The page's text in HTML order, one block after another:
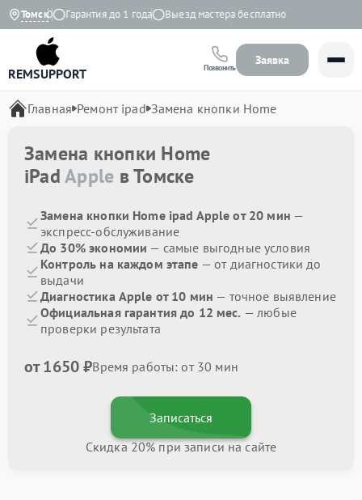
Томск
20:30 Гарантия до 1 года Выезд мастера бесплатно
REMSUPPORT Позвонить
Заявка
Главная Ремонт ipad Замена кнопки Home
Замена кнопки Home
iPadApple в Томске
Замена кнопки Home ipad Apple от 20 мин —
экспресс-обслуживание
До 30% экономии — самые выгодные условия
Контроль на каждом этапе — от диагностики до
выдачи
Диагностика Apple от 10 мин — точное выявление
Официальная гарантия до 12 мес. — любые
проверки результата
от 1650 ₽Время работы: от 30 мин
Записаться
Скидка 20% при записи на сайте